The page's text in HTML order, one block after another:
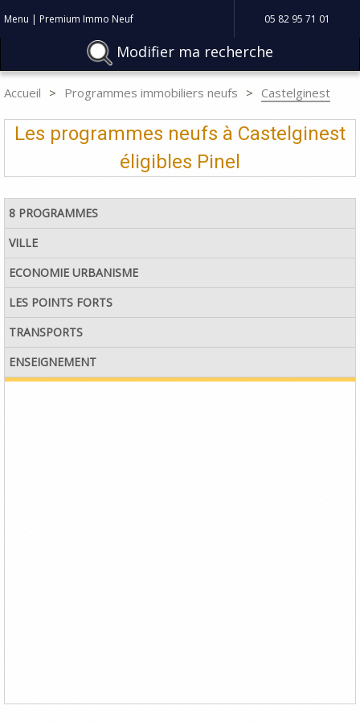
Menu | Premium Immo Neuf 05 82 95 71 01
Modifier ma recherche
Accueil Programmes immobiliers neufs Castelginest
Les programmes neufs à Castelginest
éligibles Pinel
8 PROGRAMMES
VILLE
ECONOMIE URBANISME
LES POINTS FORTS
TRANSPORTS
ENSEIGNEMENT